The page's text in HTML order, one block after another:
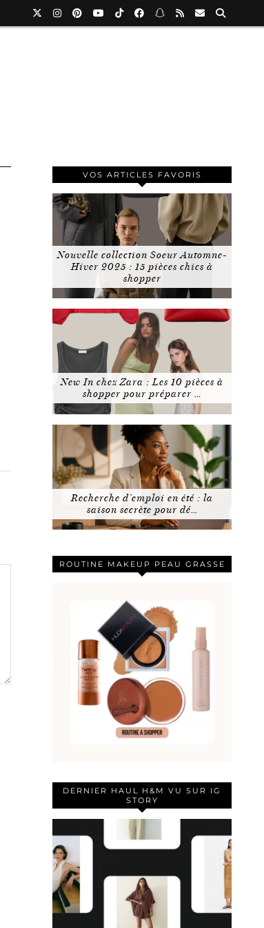
VOS ARTICLES FAVORIS
Nouvelle collection Soeur Automne-
Hiver 2025 : 15 pièces chics à
shopper
New In chez Zara : Les 10 pièces à
shopper pour préparer …
Recherche d’emploi en été : la
saison secrète pour dé…
ROUTINE MAKEUP PEAU GRASSE
DERNIER HAUL H&M VU SUR IG
STORY